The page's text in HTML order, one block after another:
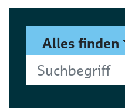
Alles finden
Suchbegriff